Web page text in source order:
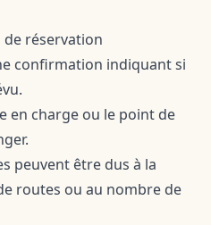
de réservation
confirmation indiquant si
en charge ou le point de
peuvent être dus à la
routes ou au nombre de